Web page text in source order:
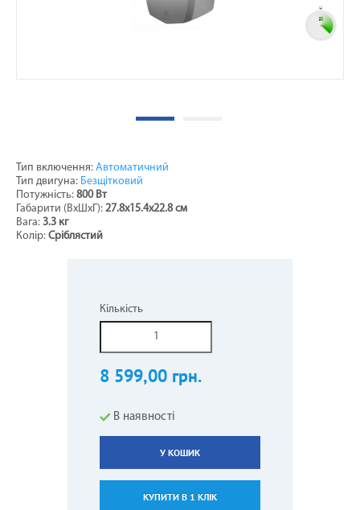
Тип включення: Автоматичний
Тип двигуна: Безщітковий
Потужність: 800 Вт
Габарити (ВхШхГ): 27.8х15.4х22.8 см
Вага: 3.3 кг
Колір: Сріблястий
Кількість
8 599,00 грн.
В наявності
У КОШИК
КУПИТИ В 1 КЛІК